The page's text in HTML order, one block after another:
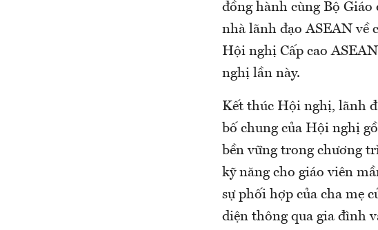
đồng hành cùng Bộ Giáo
nhà lãnh đạo ASEAN về
Hội nghị Cấp cao
nghị lần này.
Kết thúc Hội nghị, lãnh
bố chung của Hội nghị
bền vững trong chương
kỹ năng cho giáo viên
sự phối hợp của cha mẹ
diện thông qua gia đình